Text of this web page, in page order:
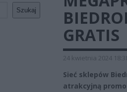
Szukaj
GRATIS
24 kwietnia 2024
Sieć sklepów
atrakcyjną